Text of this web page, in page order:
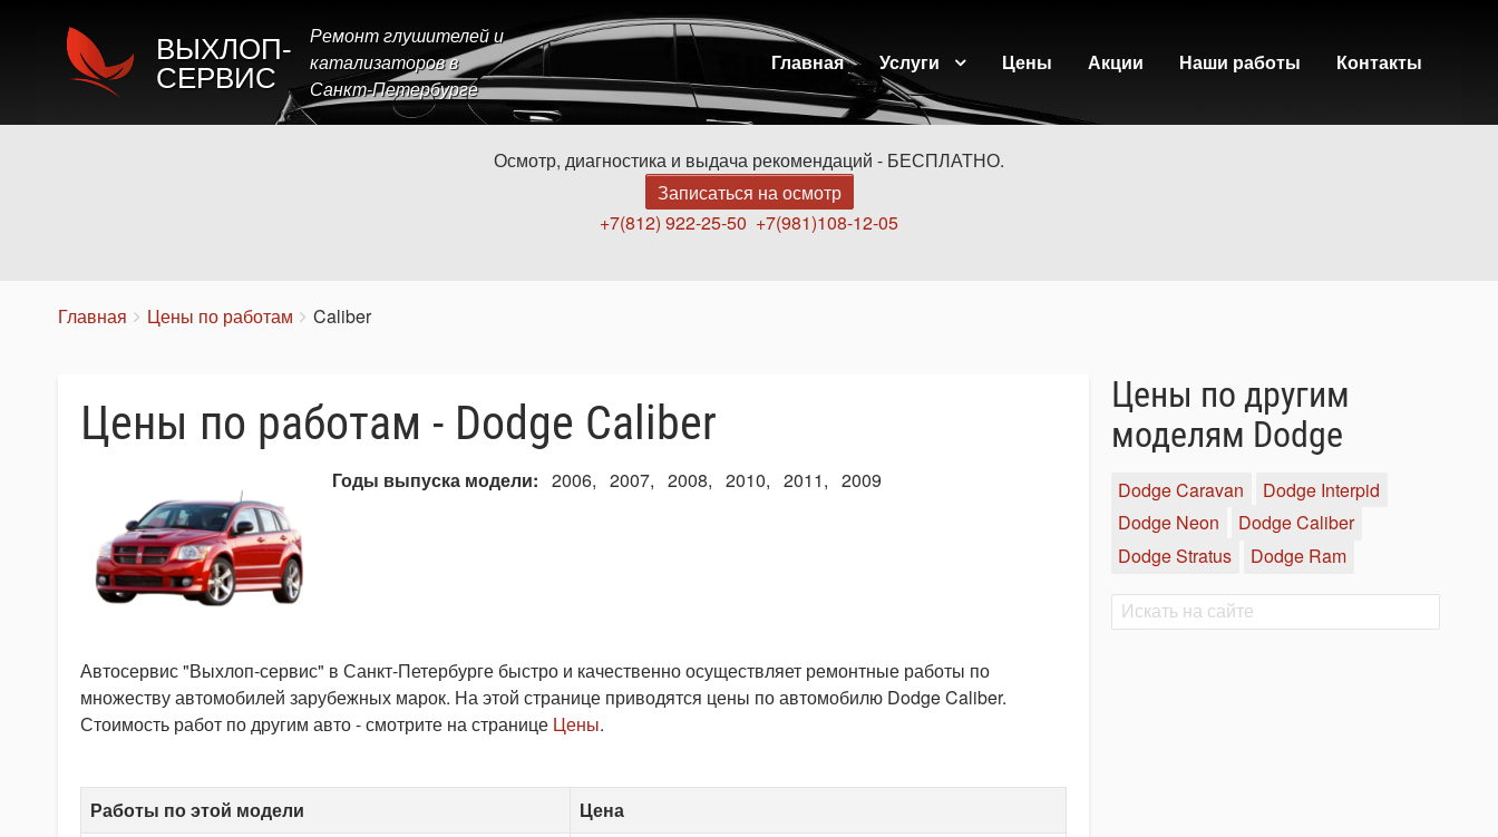
ВЫХЛОП-
СЕРВИС
Ремонт глушителей и
катализаторов в
Санкт-Петербурге
Главная Услуги Цены Акции Наши работы Контакты
Осмотр, диагностика и выдача рекомендаций - БЕСПЛАТНО.
Записаться на осмотр
+7(812) 922-25-50 +7(981)108-12-05
Строка
You
Главная Цены по работам Caliber
Цены по работам - Dodge Caliber
Годы выпуска модели 2006 2007 2008 2010 2011 2009
Автосервис "Выхлоп-сервис" в Санкт-Петербурге быстро и качественно осуществляет ремонтные работы по
множеству автомобилей зарубежных марок. На этой странице приводятся цены по автомобилю Dodge Caliber.
Стоимость работ по другим авто - смотрите на странице Цены.
Работы по этой модели
Цена
Цены по другим
моделям Dodge
Dodge Caravan
Dodge Interpid
Dodge Neon
Dodge Caliber
Dodge Stratus
Dodge Ram
Поиск
Поиск